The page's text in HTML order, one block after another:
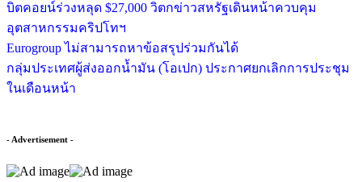
บิตคอยน์ร่วงหลุด $27,000 วิตกข่าวสหรัฐเดินหน้าควบคุม
อุตสาหกรรมคริปโทฯ
Eurogroup ไม่สามารถหาข้อสรุปร่วมกันได้
กลุ่มประเทศผู้ส่งออกน้ำมัน (โอเปก) ประกาศยกเลิกการประชุม
ในเดือนหน้า
- Advertisement -